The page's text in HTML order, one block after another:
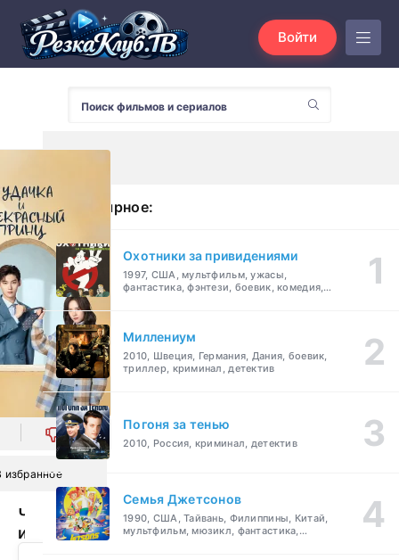
Войти
0
избранное
Чудачка
и
Популярное:
Охотники за привидениями
1997, США, мультфильм, ужасы,
фантастика, фэнтези, боевик, комедия,
Миллениум
2010, Швеция, Германия, Дания, боевик,
триллер, криминал, детектив
Погоня за тенью
2010, Россия, криминал, детектив
Семья Джетсонов
1990, США, Тайвань, Филиппины, Китай,
мультфильм, мюзикл, фантастика,